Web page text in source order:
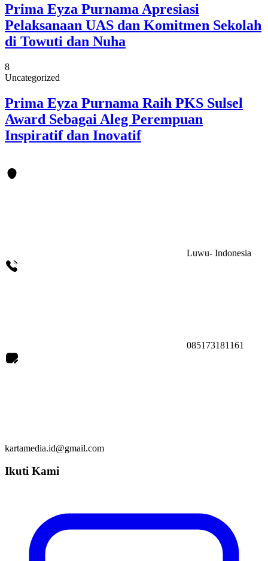
Prima Eyza Purnama Apresiasi
Pelaksanaan UAS dan Komitmen Sekolah
di Towuti dan Nuha
8
Uncategorized
Prima Eyza Purnama Raih PKS Sulsel
Award Sebagai Aleg Perempuan
Inspiratif dan Inovatif
Luwu- Indonesia
085173181161
kartamedia.id@gmail.com
Ikuti Kami